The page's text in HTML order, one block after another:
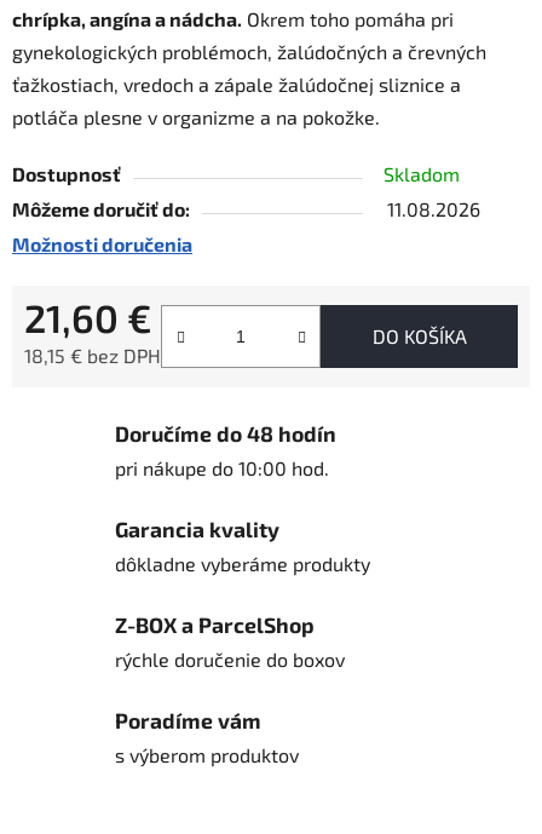
chrípka, angína a nádcha. Okrem toho pomáha pri
gynekologických problémoch, žalúdočných a črevných
ťažkostiach, vredoch a zápale žalúdočnej sliznice a
potláča plesne v organizme a na pokožke.
Dostupnosť
Skladom
Môžeme doručiť do:
11.08.2026
Možnosti doručenia
21,60 €
18,15 € bez DPH
DO KOŠÍKA
Doručíme do 48 hodín
pri nákupe do 10:00 hod.
Garancia kvality
dôkladne vyberáme produkty
Z-BOX a ParcelShop
rýchle doručenie do boxov
Poradíme vám
s výberom produktov